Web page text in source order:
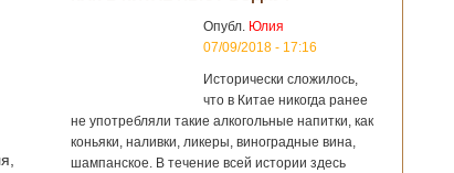
Опубл. Юлия
07/09/2018 - 17:16
Исторически сложилось,
что в Китае никогда ранее
не употребляли такие алкогольные напитки, как
коньяки, наливки, ликеры, виноградные вина,
шампанское. В течение всей истории здесь